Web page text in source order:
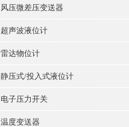
风压微差压变送器
超声波液位计
雷达物位计
静压式/投入式液位计
电子压力开关
温度变送器